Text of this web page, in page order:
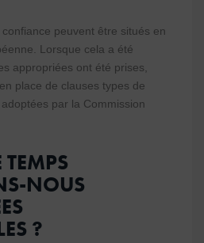
peuvent être situés en
Lorsque cela a été
appropriées ont été prises,
place de clauses types de
par la Commission
NOUS
?